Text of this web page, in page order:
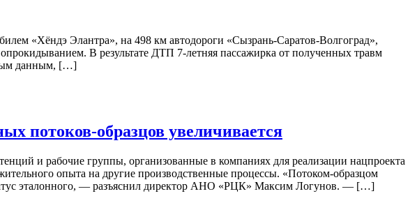
«Хёндэ Элантра», на 498 км автодороги «Сызрань-Саратов-Волгоград»,
В результате ДТП 7-летняя пассажирка от полученных травм
данным, […]
потоков-образцов увеличивается
и рабочие группы, организованные в компаниях для реализации нацпроекта
опыта на другие производственные процессы. «Потоком-образцом
эталонного, — разъяснил директор АНО «РЦК» Максим Логунов. — […]